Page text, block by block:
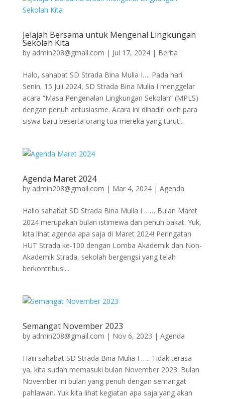
Jelajah Bersama untuk Mengenal Lingkungan
Sekolah Kita
by admin208@gmail.com | Jul 17, 2024| Berita
Halo, sahabat SD Strada Bina Mulia I…. Pada hari
Senin, 15 Juli 2024, SD Strada Bina Mulia I menggelar
acara “Masa Pengenalan Lingkungan Sekolah” (MPLS)
dengan penuh antusiasme. Acara ini dihadiri oleh para
siswa baru beserta orang tua mereka yang turut...
Agenda Maret 2024
by admin208@gmail.com | Mar 4, 2024| Agenda
Hallo sahabat SD Strada Bina Mulia I …… Bulan Maret
2024 merupakan bulan istimewa dan penuh bakat. Yuk,
kita lihat agenda apa saja di Maret 2024! Peringatan
HUT Strada ke-100 dengan Lomba Akademik dan Non-
Akademik Strada, sekolah bergengsi yang telah
berkontribusi...
Semangat November 2023
by admin208@gmail.com | Nov 6, 2023 | Agenda
Haiii sahabat SD Strada Bina Mulia I ….. Tidak terasa
ya, kita sudah memasuki bulan November 2023. Bulan
November ini bulan yang penuh dengan semangat
pahlawan. Yuk kita lihat kegiatan apa saja yang akan